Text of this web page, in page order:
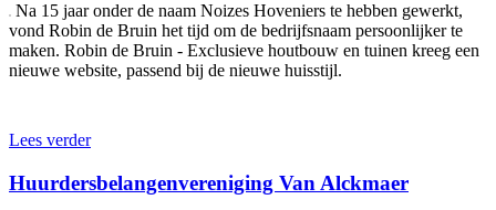
Na 15 jaar onder de naam Noizes Hoveniers te hebben gewerkt,
vond Robin de Bruin het tijd om de bedrijfsnaam persoonlijker te
maken. Robin de Bruin - Exclusieve houtbouw en tuinen kreeg een
nieuwe website, passend bij de nieuwe huisstijl.
Lees verder
Huurdersbelangenvereniging Van Alckmaer